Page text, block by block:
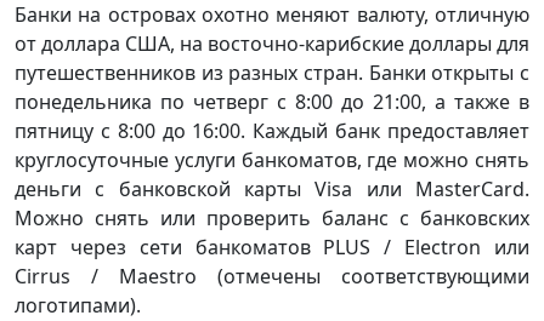
Банки на островах охотно меняют валюту, отличную
от доллара США, на восточно-карибские доллары для
путешественников из разных стран. Банки открыты с
понедельника по четверг с 8:00 до 21:00, а также в
пятницу с 8:00 до 16:00. Каждый банк предоставляет
круглосуточные услуги банкоматов, где можно снять
деньги с банковской карты Visa или MasterCard.
Можно снять или проверить баланс с банковских
карт через сети банкоматов PLUS / Electron или
Cirrus / Maestro (отмечены соответствующими
логотипами).